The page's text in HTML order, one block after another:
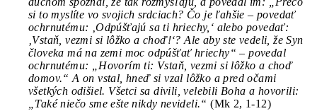
si to myslíte vo svojich srdciach? Čo je ľahšie – povedať
ochrnutému: ‚Odpúšťajú sa ti hriechy,‘ alebo povedať:
‚Vstaň, vezmi si lôžko a choď!‘? Ale aby ste vedeli, že Syn
človeka má na zemi moc odpúšťať hriechy“ – povedal
ochrnutému: „Hovorím ti: Vstaň, vezmi si lôžko a choď
domov.“ A on vstal, hneď si vzal lôžko a pred očami
všetkých odišiel. Všetci sa divili, velebili Boha a hovorili:
„Také niečo sme ešte nikdy nevideli.“(Mk 2, 1-12)